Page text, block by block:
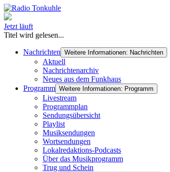
Jetzt läuft
Titel wird gelesen...
Nachrichten Weitere Informationen: Nachrichten
Aktuell
Nachrichtenarchiv
Neues aus dem Funkhaus
Programm Weitere Informationen: Programm
Livestream
Programmplan
Sendungsübersicht
Playlist
Musiksendungen
Wortsendungen
Lokalredaktions-Podcasts
Über das Musikprogramm
Trug und Schein